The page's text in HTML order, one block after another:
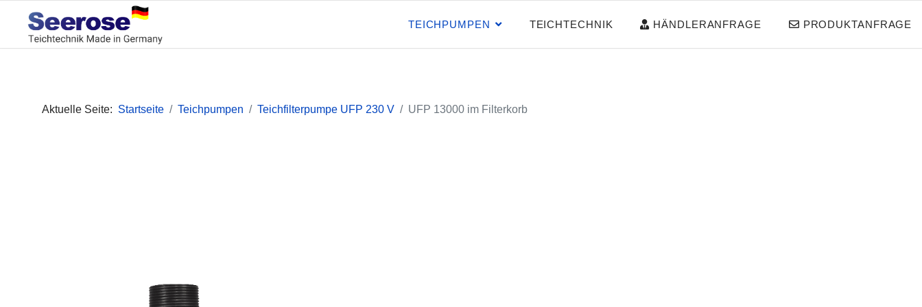
TEICHPUMPEN TEICHTECHNIK HÄNDLERANFRAGE PRODUKTANFRAGE
Aktuelle Seite: Startseite Teichpumpen Teichfilterpumpe UFP 230 V UFP 13000 im Filterkorb